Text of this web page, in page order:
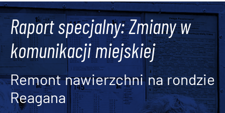
Raport specjalny: Zmiany w
komunikacji miejskiej
Remont nawierzchni na rondzie
Reagana